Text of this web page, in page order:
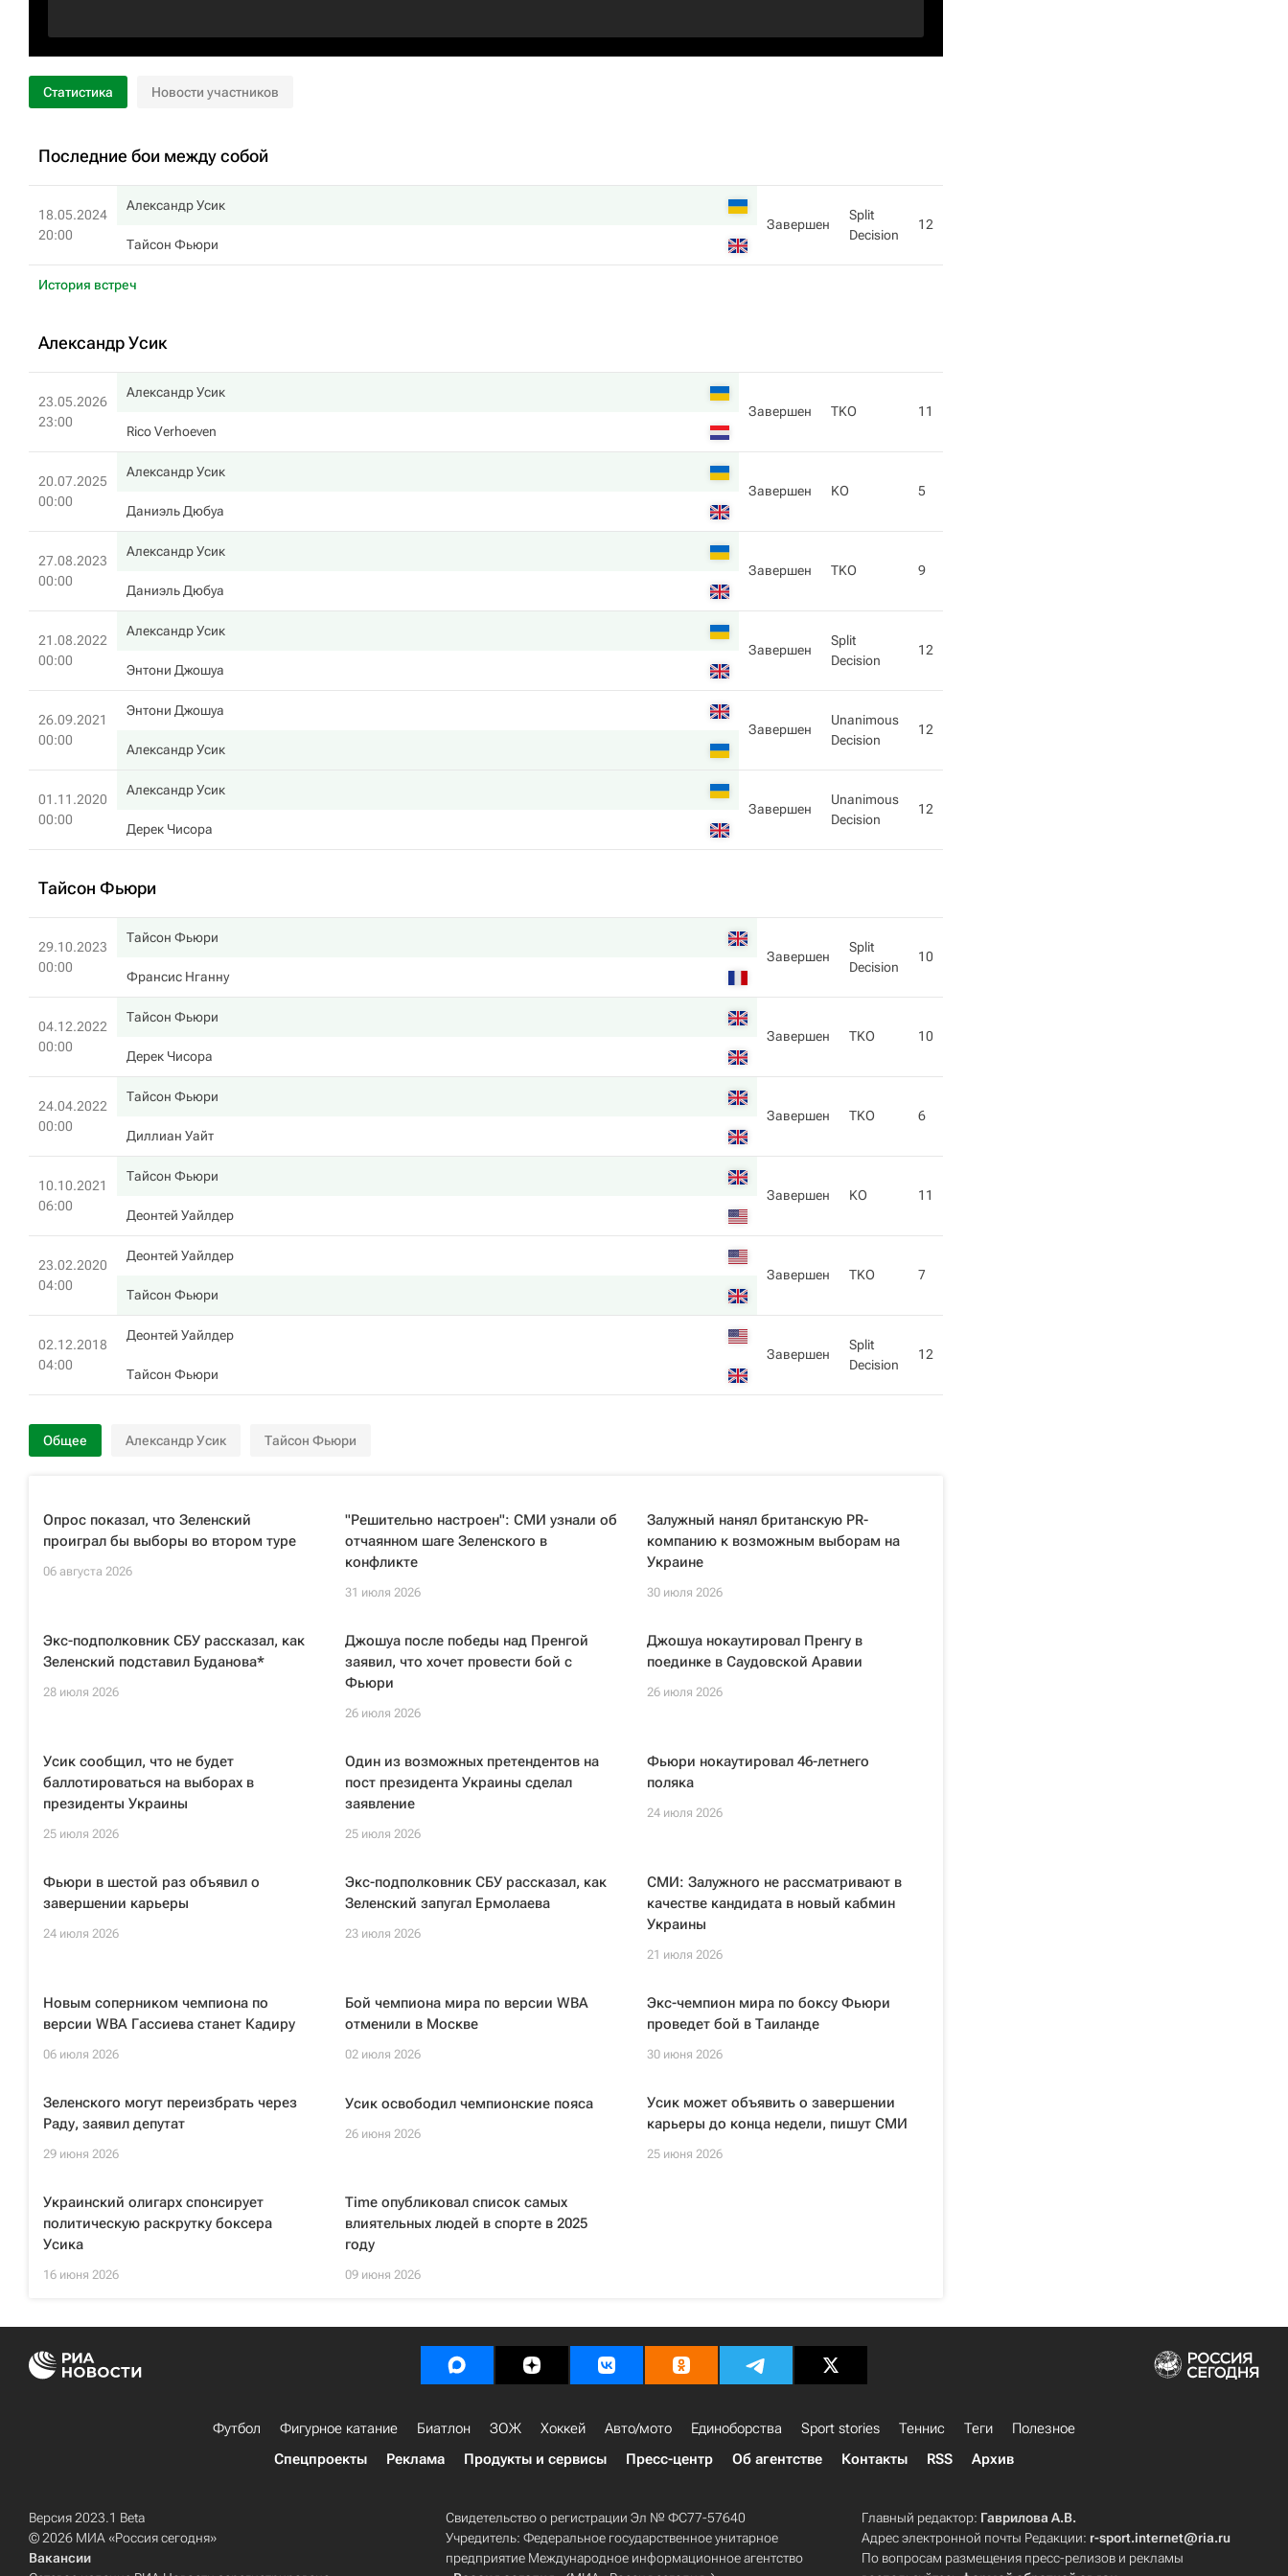
Статистика Новости участников
Последние бои между собой
18.05.2024
20:00
Александр Усик
Завершен
Split
Decision
12
Тайсон Фьюри
История встреч
Александр Усик
23.05.2026
23:00
Александр Усик
Завершен
TKO
11
Rico Verhoeven
20.07.2025
00:00
Александр Усик
Завершен
KO
5
Даниэль Дюбуа
27.08.2023
00:00
Александр Усик
Завершен
TKO
9
Даниэль Дюбуа
21.08.2022
00:00
Александр Усик
Завершен
Split
Decision
12
Энтони Джошуа
26.09.2021
00:00
Энтони Джошуа
Завершен
Unanimous
Decision
12
Александр Усик
01.11.2020
00:00
Александр Усик
Завершен
Unanimous
Decision
12
Дерек Чисора
Тайсон Фьюри
29.10.2023
00:00
Тайсон Фьюри
Завершен
Split
Decision
10
Франсис Нганну
04.12.2022
00:00
Тайсон Фьюри
Завершен
TKO
10
Дерек Чисора
24.04.2022
00:00
Тайсон Фьюри
Завершен
TKO
6
Диллиан Уайт
10.10.2021
06:00
Тайсон Фьюри
Завершен
KO
11
Деонтей Уайлдер
23.02.2020
04:00
Деонтей Уайлдер
Завершен
TKO
7
Тайсон Фьюри
02.12.2018
04:00
Деонтей Уайлдер
Завершен
Split
Decision
12
Тайсон Фьюри
Общее Александр Усик Тайсон Фьюри
Опрос показал, что Зеленский
проиграл бы выборы во втором туре
06 августа 2026
"Решительно настроен": СМИ узнали об
отчаянном шаге Зеленского в
конфликте
31 июля 2026
Залужный нанял британскую PR-
компанию к возможным выборам на
Украине
30 июля 2026
Экс-подполковник СБУ рассказал, как
Зеленский подставил Буданова*
28 июля 2026
Джошуа после победы над Пренгой
заявил, что хочет провести бой с
Фьюри
26 июля 2026
Джошуа нокаутировал Пренгу в
поединке в Саудовской Аравии
26 июля 2026
Усик сообщил, что не будет
баллотироваться на выборах в
президенты Украины
25 июля 2026
Один из возможных претендентов на
пост президента Украины сделал
заявление
25 июля 2026
Фьюри нокаутировал 46-летнего
поляка
24 июля 2026
Фьюри в шестой раз объявил о
завершении карьеры
24 июля 2026
Экс-подполковник СБУ рассказал, как
Зеленский запугал Ермолаева
23 июля 2026
СМИ: Залужного не рассматривают в
качестве кандидата в новый кабмин
Украины
21 июля 2026
Новым соперником чемпиона по
версии WBA Гассиева станет Кадиру
06 июля 2026
Бой чемпиона мира по версии WBA
отменили в Москве
02 июля 2026
Экс-чемпион мира по боксу Фьюри
проведет бой в Таиланде
30 июня 2026
Зеленского могут переизбрать через
Раду, заявил депутат
29 июня 2026
Усик освободил чемпионские пояса
26 июня 2026
Усик может объявить о завершении
карьеры до конца недели, пишут СМИ
25 июня 2026
Украинский олигарх спонсирует
политическую раскрутку боксера
Усика
16 июня 2026
Time опубликовал список самых
влиятельных людей в спорте в 2025
году
09 июня 2026
Футбол Фигурное катание Биатлон ЗОЖ Хоккей Авто/мото Единоборства Sport stories Теннис Теги
Полезное
Спецпроекты
Реклама Продукты и сервисы Пресс-центр Об агентстве Контакты RSS Архив
Версия 2023.1 Beta
© 2026 МИА «Россия сегодня»
Вакансии
Свидетельство о регистрации Эл № ФС77-57640
Учредитель: Федеральное государственное унитарное
предприятие Международное информационное агентство
Главный редактор: Гаврилова А.В.
Адрес электронной почты Редакции: r-sport.internet@ria.ru
По вопросам размещения пресс-релизов и рекламы